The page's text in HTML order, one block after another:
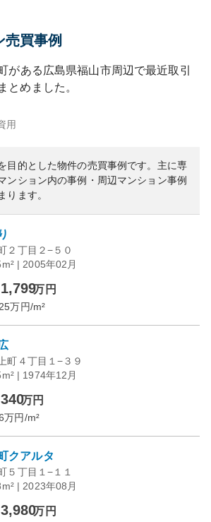
売買事例
がある 広島県福山市周辺で最近取引
とめました。
用
目的とした物件の売買事例です。 主に専
ンション内の事例・周辺マンション事例
ります。
２丁目２−５０
| 2005年02月
1,799万円
25万円/m²
町４丁目１−３９
| 1974年12月
340万円
万円/m²
クアルタ
５丁目１−１１
| 2023年08月
3,980万円